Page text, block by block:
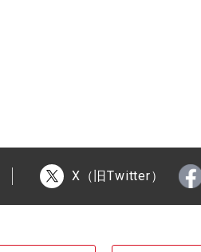
X（旧Twitter）